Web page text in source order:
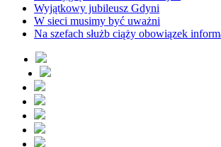
Wyjątkowy jubileusz Gdyni
W sieci musimy być uważni
Na szefach służb ciąży obowiązek